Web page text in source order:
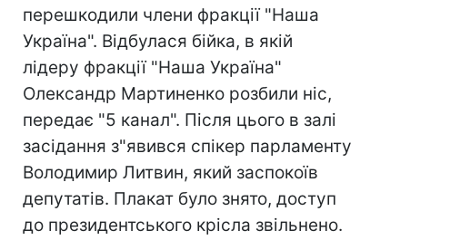
перешкодили члени фракції "Наша
Україна". Відбулася бійка, в якій
лідеру фракції "Наша Україна"
Олександр Мартиненко розбили ніс,
передає "5 канал". Після цього в залі
засідання з"явився спікер парламенту
Володимир Литвин, який заспокоїв
депутатів. Плакат було знято, доступ
до президентського крісла звільнено.